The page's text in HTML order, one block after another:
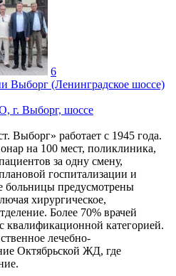
6
Выборг (Ленинградское шоссе)
г. Выборг, шоссе
Выборг» работает с 1945 года.
на 100 мест, поликлиника,
за одну смену,
госпитализации и
больницы предусмотрены
хирургическое,
Более 70% врачей
квалификационной категорией.
лечебно-
Октябрьской ЖД, где